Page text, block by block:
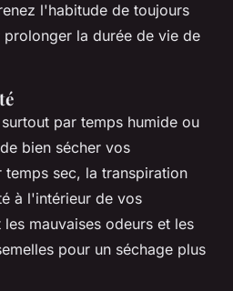
l'habitude de toujours
la durée de vie de
par temps humide ou
bien sécher vos
temps sec, la transpiration
à l'intérieur de vos
mauvaises odeurs et les
pour un séchage plus